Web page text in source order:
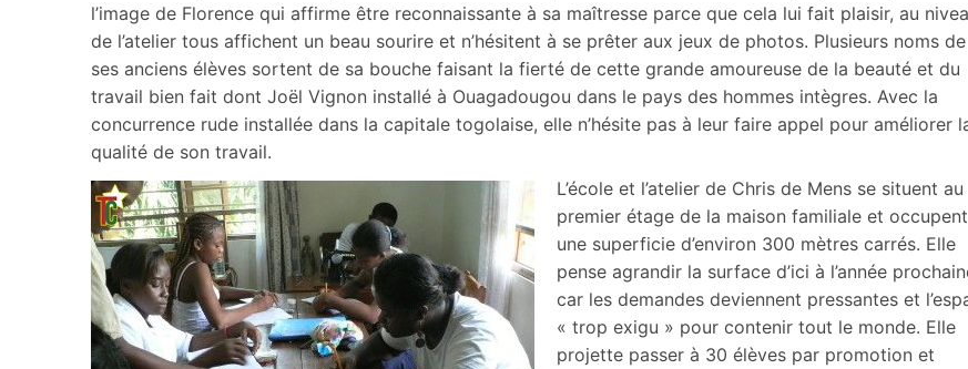
l’image de Florence qui affirme être reconnaissante à sa maîtresse parce que cela lui fait plaisir, au
de l’atelier tous affichent un beau sourire et n’hésitent à se prêter aux jeux de photos. Plusieurs noms de
ses anciens élèves sortent de sa bouche faisant la fierté de cette grande amoureuse de la beauté et du
travail bien fait dont Joël Vignon installé à Ouagadougou dans le pays des hommes intègres. Avec la
concurrence rude installée dans la capitale togolaise, elle n’hésite pas à leur faire appel pour améliorer
qualité de son travail.
L’école et l’atelier de Chris de Mens se situent au
premier étage de la maison familiale et occupent
une superficie d’environ 300 mètres carrés. Elle
pense agrandir la surface d’ici à l’année
car les demandes deviennent pressantes et
« trop exigu » pour contenir tout le monde. Elle
projette passer à 30 élèves par promotion et